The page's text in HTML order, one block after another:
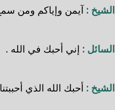
الشيخ :آيمن وإياكم ومن
السائل : إني أحبك في الله .
الشيخ : أحبك الله الذي